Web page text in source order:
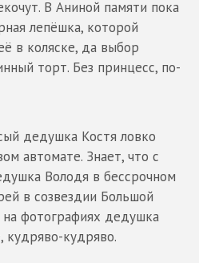
В Аниной памяти пока
лепёшка, которой
в коляске, да выбор
торт. Без принцесс, по-
дедушка Костя ловко
автомате. Знает, что с
Володя в бессрочном
в созвездии Большой
фотографиях дедушка
кудряво-кудряво.